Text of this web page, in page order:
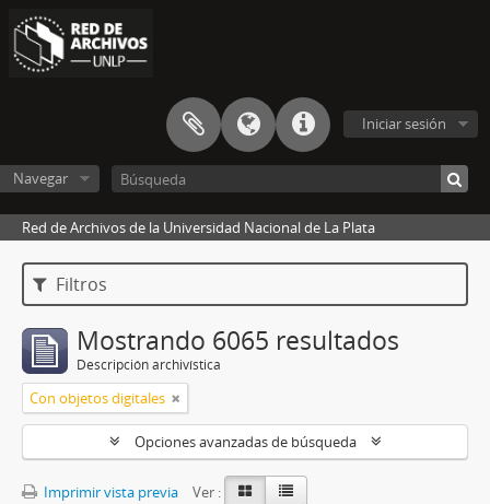
Iniciar sesión
Navegar
Red de Archivos de la Universidad Nacional de La Plata
Filtros
Mostrando 6065 resultados
Descripción archivística
Con objetos digitales
Opciones avanzadas de búsqueda
Imprimir vista previa
Ver :